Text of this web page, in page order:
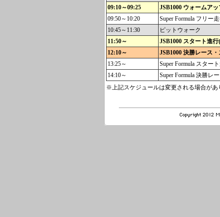
09:10～09:25
JSB1000 ウォームアッ
09:50～10:20
Super Formula フリー
10:45～11:30
ピットウォーク
11:50～
JSB1000 スタート進
12:10～
JSB1000 決勝レース
13:25～
Super Formula スター
14:10～
Super Formula 決勝レ
※上記スケジュールは変更される場合があ